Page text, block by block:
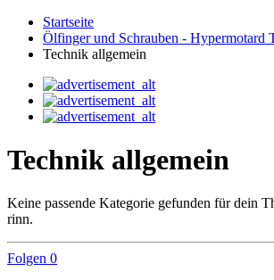
Startseite
Ölfinger und Schrauben - Hypermotard
Technik allgemein
Technik allgemein
Keine passende Kategorie gefunden für dein
rinn.
Folgen 0